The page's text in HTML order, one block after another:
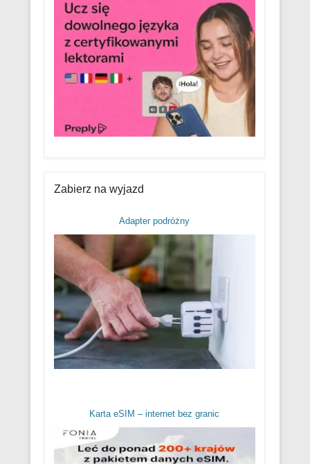
Zabierz na wyjazd
Adapter podróżny
Karta eSIM – internet bez granic